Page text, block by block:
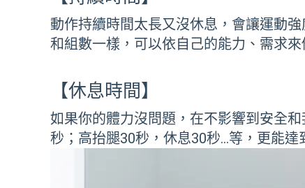
動作持續時間太長又沒休息，會讓運動
和組數一樣，可以依自己的能力、需求來
【休息時間】
如果你的體力沒問題，在不影響到安全
秒；高抬腿30秒，休息30秒…等，更能達